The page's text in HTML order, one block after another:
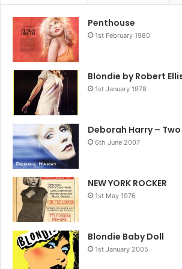
Joplin. Grace Slick, Nico, Christine
en Patti Smith waren in de jaren zestig
heel eind op de goede
weg maar de ontwikkelingen van de
Penthouse
1st February 1980
Blondie by Robert
1st January 1978
Deborah Harry – Two
6th June 2007
NEW YORK ROCKER
1st May 1976
Blondie Baby Doll
1st January 2005